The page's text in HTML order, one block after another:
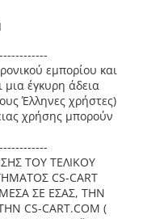
εμπορίου και
έγκυρη άδεια
Έλληνες χρήστες)
χρήσης μπορούν
ΤΟΥ ΤΕΛΙΚΟΥ
CS-CART
ΣΕ ΕΣΑΣ, ΤΗΝ
CS-CART.COM (